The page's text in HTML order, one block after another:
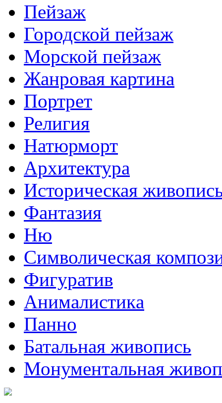
Пейзаж
Городской пейзаж
Морской пейзаж
Жанровая картина
Портрет
Религия
Натюрморт
Архитектура
Историческая
Фантазия
Ню
Символическая
Фигуратив
Анималистикa
Панно
Батальная живопись
Монументальная